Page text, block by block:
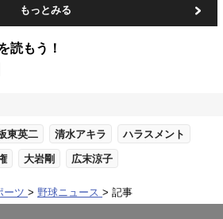
もっとみる
読もう！
東英二 清水アキラ ハラスメント
大岩剛 広末涼子
ーツ 野球ニュース 記事